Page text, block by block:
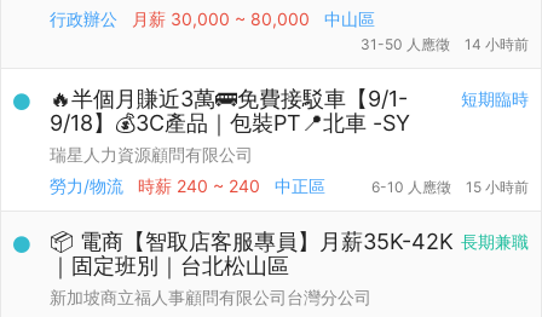
行政辦公
月薪 30,000 ~ 80,000 中山區
31-50 人應徵 14 小時前
短期臨時
🔥半個月賺近3萬🚌免費接駁車【9/1-
9/18】💰3C產品｜包裝PT📍北車 -SY
瑞星人力資源顧問有限公司
勞力/物流
時薪 240 ~ 240 中正區 6-10 人應徵 15 小時前
長期兼職
📦 電商【智取店客服專員】月薪35K-42K
｜固定班別｜台北松山區
新加坡商立福人事顧問有限公司台灣分公司